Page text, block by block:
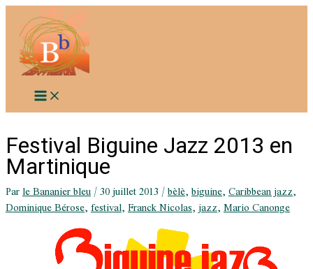
contenu
Festival Biguine Jazz 2013 en
Martinique
Parle Bananier bleu/30 juillet 2013/bèlè,biguine,Caribbean jazz,
Dominique Bérose,festival,Franck Nicolas,jazz,Mario Canonge